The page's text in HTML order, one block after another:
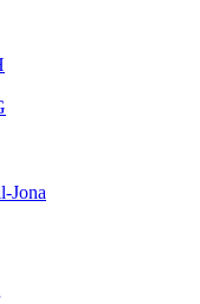
Jona